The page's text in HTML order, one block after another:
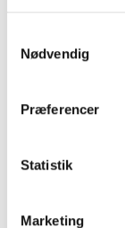
Nødvendig
Præferencer
Statistik
Marketing
fra Bar Icons-